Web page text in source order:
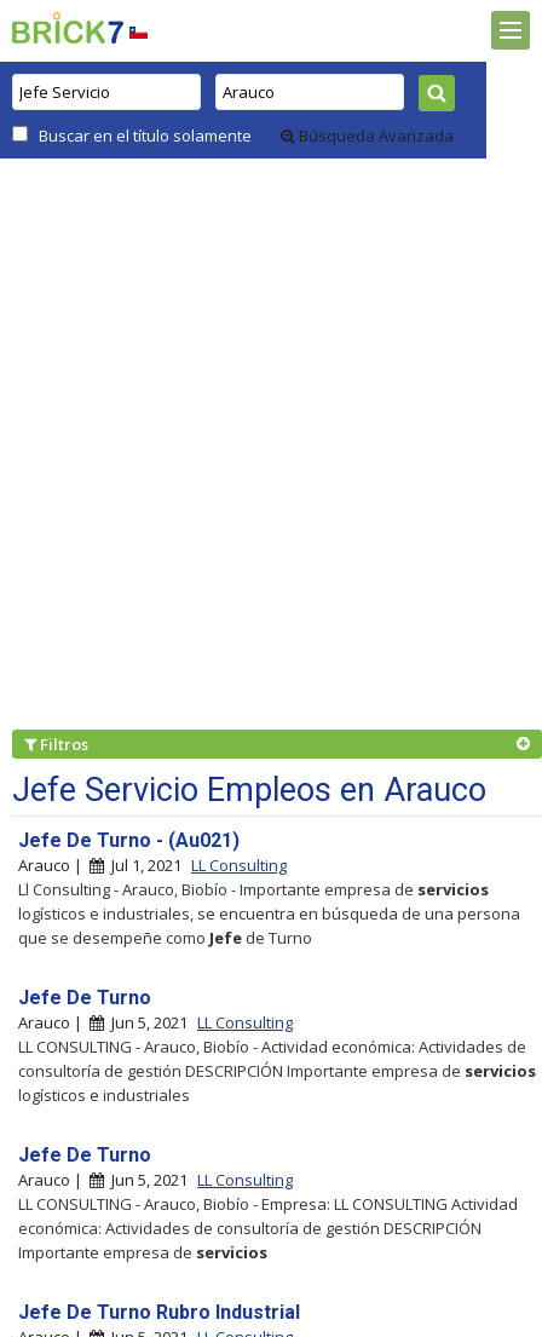
Buscar en el título solamente Búsqueda Avanzada
Filtros
Jefe Servicio Empleos en Arauco
Jefe De Turno - (Au021)
Arauco | Jul 1, 2021 LL Consulting
Ll Consulting - Arauco, Biobío - Importante empresa de servicios
logísticos e industriales, se encuentra en búsqueda de una persona
que se desempeñe como Jefe de Turno
Jefe De Turno
Arauco | Jun 5, 2021 LL Consulting
LL CONSULTING - Arauco, Biobío - Actividad económica: Actividades de
consultoría de gestión DESCRIPCIÓN Importante empresa de servicios
logísticos e industriales
Jefe De Turno
Arauco | Jun 5, 2021 LL Consulting
LL CONSULTING - Arauco, Biobío - Empresa: LL CONSULTING Actividad
económica: Actividades de consultoría de gestión DESCRIPCIÓN
Importante empresa de servicios
Jefe De Turno Rubro Industrial